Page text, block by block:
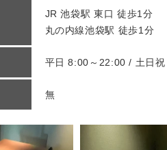
JR 池袋駅 東口 徒歩1分
丸の内線池袋駅 徒歩1分
平日 8:00～22:00 / 土日
無